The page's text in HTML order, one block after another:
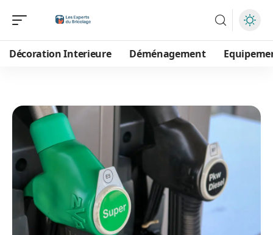
Décoration Interieure Déménagement